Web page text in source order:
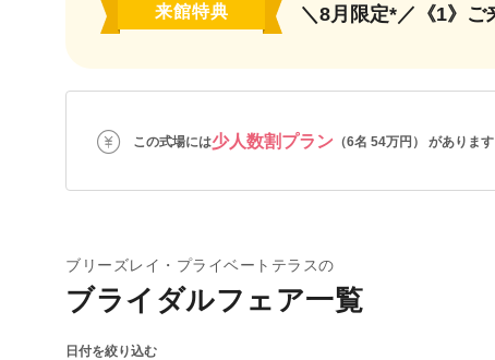
来館特典
この式場には少人数割プラン （6名 54万円） があります
ブリーズレイ・プライベートテラスの
ブライダルフェア一覧
日付を絞り込む